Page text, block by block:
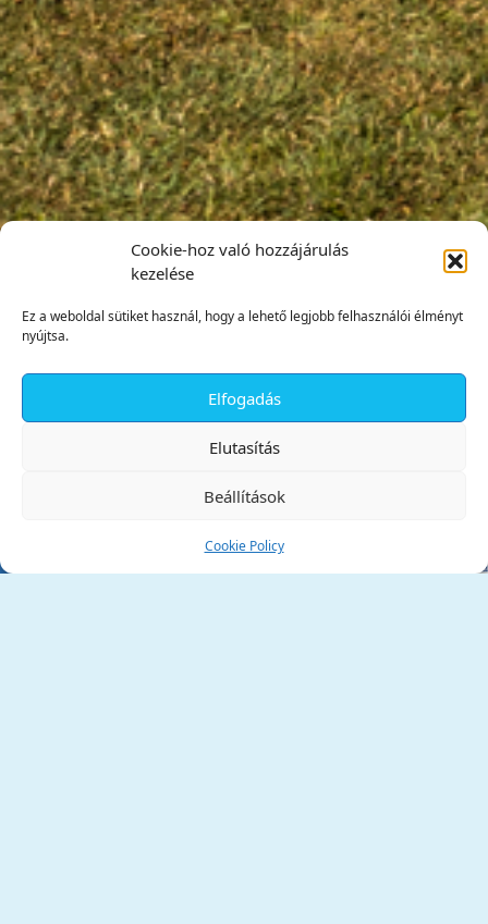
Cookie-hoz való hozzájárulás
kezelése
Ez a weboldal sütiket használ, hogy a lehető legjobb felhasználói élményt
nyújtsa.
Elfogadás
Elutasítás
Beállítások
Cookie Policy
Tata Város Önkormányzata
✕